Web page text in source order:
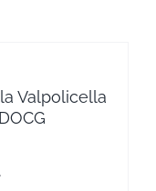
Valpolicella